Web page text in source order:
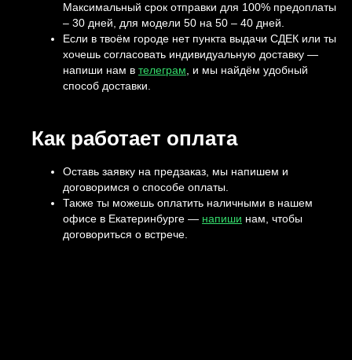
Максимальный срок отправки для 100% предоплаты
– 30 дней, для модели 50 на 50 – 40 дней.
Если в твоём городе нет пункта выдачи СДЕК или ты
хочешь согласовать индивидуальную доставку —
напиши нам в телеграм , и мы найдём удобный
способ доставки.
Как работает оплата
Оставь заявку на предзаказ, мы напишем и
договоримся о способе оплаты.
Также ты можешь оплатить наличными в нашем
офисе в Екатеринбурге — напиши нам, чтобы
договориться о встрече.